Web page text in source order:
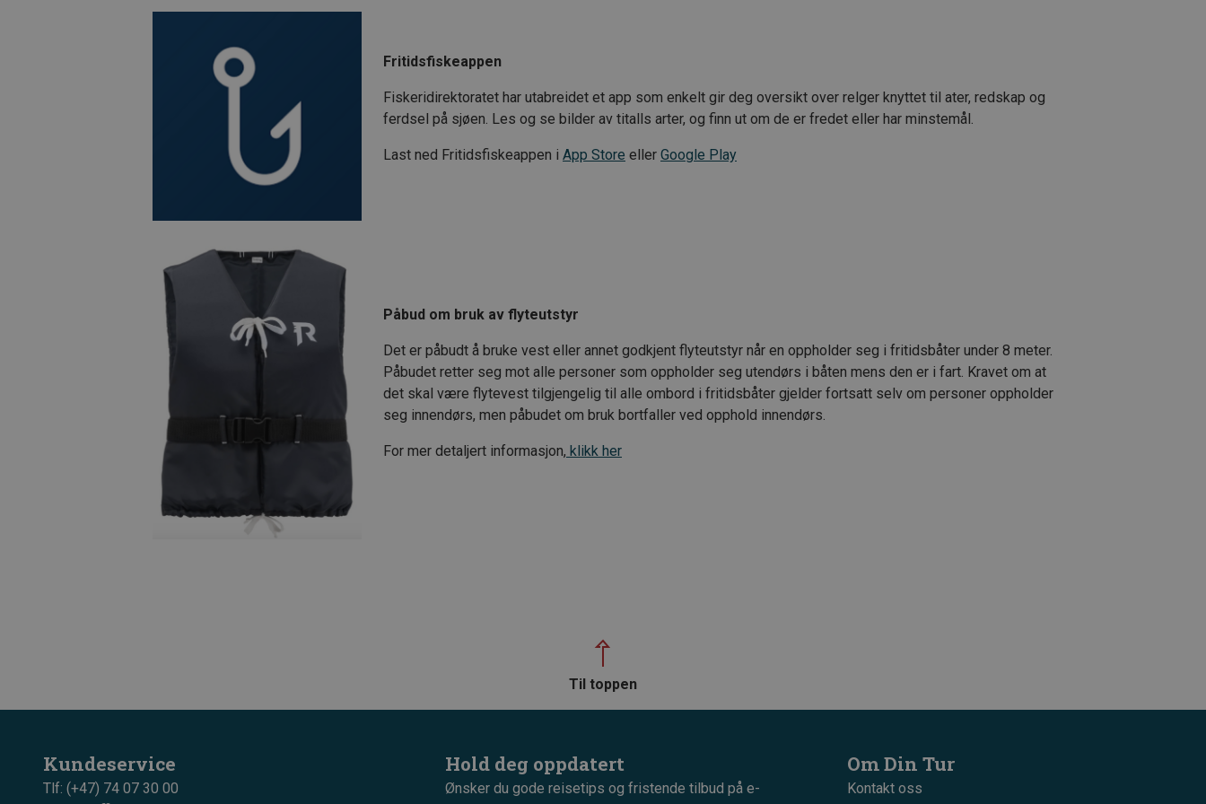
Fritidsfiskeappen
Fiskeridirektoratet har utabreidet et app som enkelt gir deg oversikt over relger knyttet til ater, redskap og
ferdsel på sjøen. Les og se bilder av titalls arter, og finn ut om de er fredet eller har minstemål.
Last ned Fritidsfiskeappen i App Store eller Google Play
Påbud om bruk av flyteutstyr
Det er påbudt å bruke vest eller annet godkjent flyteutstyr når en oppholder seg i fritidsbåter under 8 meter.
Påbudet retter seg mot alle personer som oppholder seg utendørs i båten mens den er i fart. Kravet om at
det skal være flytevest tilgjengelig til alle ombord i fritidsbåter gjelder fortsatt selv om personer oppholder
seg innendørs, men påbudet om bruk bortfaller ved opphold innendørs.
For mer detaljert informasjon, klikk her
Til toppen
Kundeservice
Tlf: (+47) 74 07 30 00
Hold deg oppdatert
Ønsker du gode reisetips og fristende tilbud på e-
Om Din Tur
Kontakt oss